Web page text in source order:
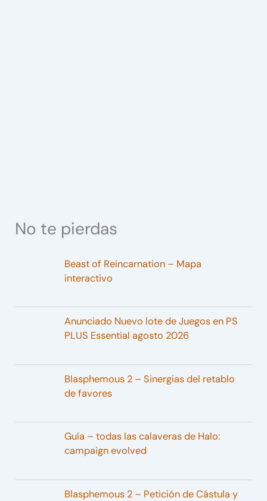
No te pierdas
Beast of Reincarnation – Mapa
interactivo
Anunciado Nuevo lote de Juegos en PS
PLUS Essential agosto 2026
Blasphemous 2 – Sinergias del retablo
de favores
Guía – todas las calaveras de Halo:
campaign evolved
Blasphemous 2 – Petición de Cástula y